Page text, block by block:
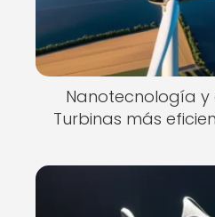
Nanotecnología y
Turbinas más